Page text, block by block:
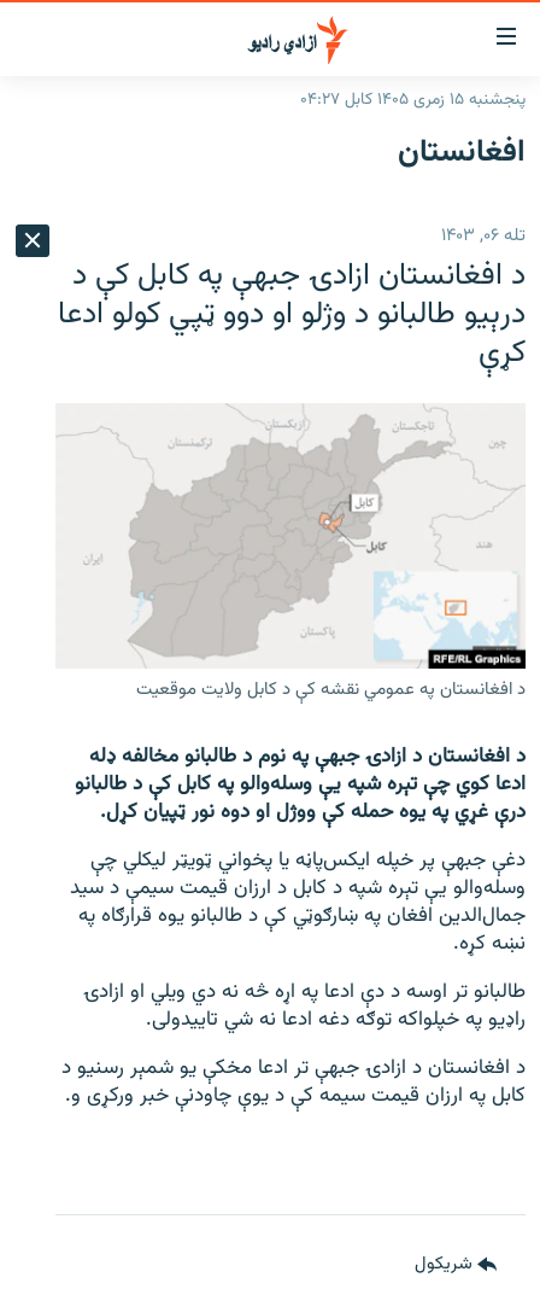
د
لاسرسۍ
وړ
لېنکونه
اصلي
ته
ورتلل
اصلي
مېنو
ته
ورتلل
مراجعه
کورپاڼه
راپورونه
سیمه
منځنی ختیځ
نړۍ
افغانستان
د خپرونو جدول
مرکې
اونیزې خپرونې
انځوریزه برخه
د کډوالۍ بحران
'کووېډ-۱۹'
دري پاڼه
Azadi English
د ازادې اروپا/ ازادي راډيو ټولې پاڼې
پنجشنبه ۱۵ زمری ۱۴۰۵ کابل ۰۴:۲۷
افغانستان
تله ۰۶, ۱۴۰۳
د افغانستان ازادۍ جبهې په کابل کې د
درېیو طالبانو د وژلو او دوو ټپي کولو ادعا
کړې
د افغانستان په عمومي نقشه کې د کابل ولایت موقعیت
د افغانستان د ازادۍ جبهې په نوم د طالبانو مخالفه ډله
ادعا کوي چې تېره شپه یې وسله‌والو په کابل کې د طالبانو
درې غړي په یوه حمله کې ووژل او دوه نور ټپیان کړل.
دغې جبهې پر خپله ایکس‌پاڼه یا پخواني ټویټر لیکلي چې
وسله‌والو یې تېره شپه د کابل د ارزان قیمت سیمې د سید
جمال‌الدین افغان په ښارګوټي کې د طالبانو یوه قرارګاه په
نښه کړه.
طالبانو تر اوسه د دې ادعا په اړه څه نه دي ویلي او ازادۍ
راډیو په خپلواکه توګه دغه ادعا نه شي تاییدولی.
د افغانستان د ازادۍ جبهې تر ادعا مخکې يو شمېر رسنيو د
کابل په ارزان قیمت سيمه کې د يوې چاودنې خبر ورکړى و.
شريکول